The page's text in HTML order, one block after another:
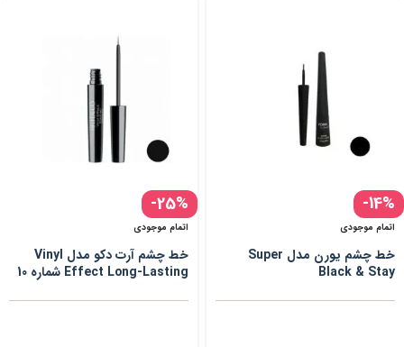
-14%
اتمام موجودی
خط چشم یورن مدل Super
Black & Stay
-25%
اتمام موجودی
خط چشم آرت دکو مدل Vinyl
Effect Long-Lasting شماره 10